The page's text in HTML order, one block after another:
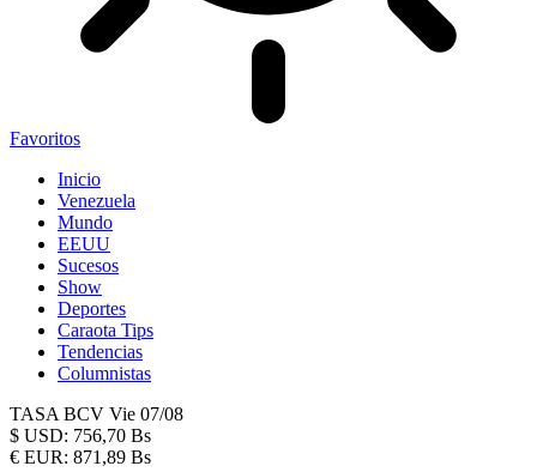
Favoritos
Inicio
Venezuela
Mundo
EEUU
Sucesos
Show
Deportes
Caraota Tips
Tendencias
Columnistas
TASA BCV Vie 07/08
$ USD: 756,70 Bs
€ EUR: 871,89 Bs